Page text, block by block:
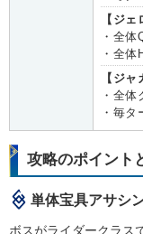
【ジェ
・全
・全体
【ジャ
・全
・毎
攻略のポイント
単体宝具アサシ
ボスがライダークラス